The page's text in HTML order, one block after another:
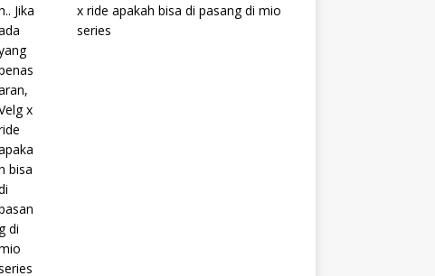
x ride apakah bisa di pasang di mio
series